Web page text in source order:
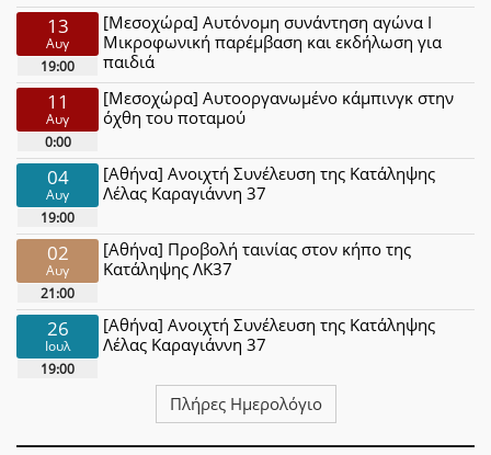
13
Αυγ
19:00
[Μεσοχώρα] Αυτόνομη συνάντηση αγώνα Ι
Μικροφωνική παρέμβαση και εκδήλωση για
παιδιά
11
Αυγ
0:00
[Μεσοχώρα] Αυτοοργανωμένο κάμπινγκ στην
όχθη του ποταμού
04
Αυγ
19:00
[Αθήνα] Ανοιχτή Συνέλευση της Κατάληψης
Λέλας Καραγιάννη 37
02
Αυγ
21:00
[Αθήνα] Προβολή ταινίας στον κήπο της
Κατάληψης ΛΚ37
26
Ιουλ
19:00
[Αθήνα] Ανοιχτή Συνέλευση της Κατάληψης
Λέλας Καραγιάννη 37
Πλήρες Ημερολόγιο